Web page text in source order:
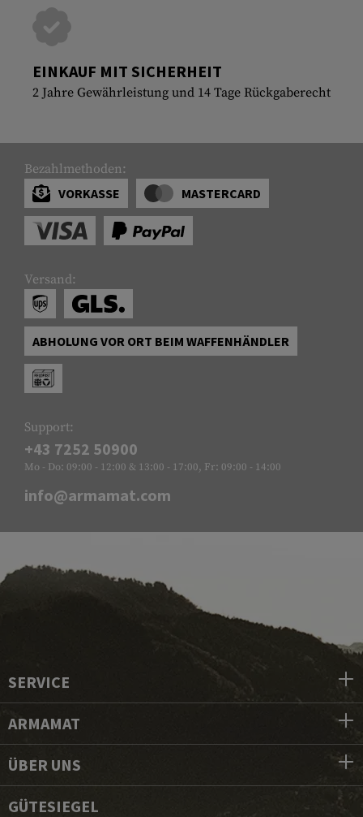
EINKAUF MIT SICHERHEIT
2 Jahre Gewährleistung und 14 Tage Rückgaberecht
Bezahlmethoden:
VORKASSE
MASTERCARD
Versand:
ABHOLUNG VOR ORT BEIM WAFFENHÄNDLER
Support:
+43 7252 50900
Mo - Do: 09:00 - 12:00 & 13:00 - 17:00, Fr: 09:00 - 14:00
info@armamat.com
SERVICE
ARMAMAT
ÜBER UNS
GÜTESIEGEL